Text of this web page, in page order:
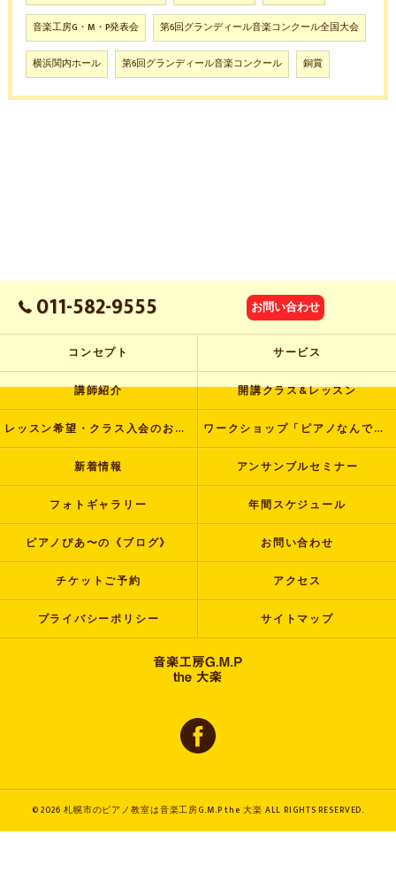
音楽工房G・M・P発表会 第6回グランディール音楽コンクール全国大会
横浜関内ホール 第6回グランディール音楽コンクール 銅賞
011-582-9555 お問い合わせ
コンセプト サービス
講師紹介 開講クラス&レッスン
レッスン希望・クラス入会のお申し込み ワークショップ「ピアノなんでも塾」
新着情報 アンサンブルセミナー
フォトギャラリー 年間スケジュール
ピアノぴあ〜の《ブログ》 お問い合わせ
チケットご予約 アクセス
プライバシーポリシー サイトマップ
© 2026 札幌市のピアノ教室は音楽工房G.M.P the 大楽 ALL RIGHTS RESERVED.